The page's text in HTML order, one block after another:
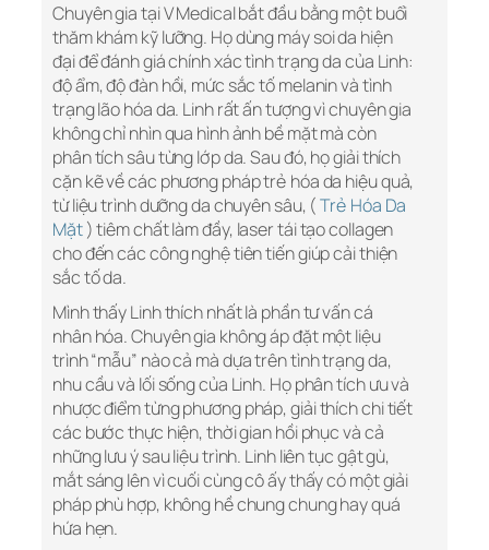
Chuyên gia tại V Medical bắt đầu bằng một buổi
thăm khám kỹ lưỡng. Họ dùng máy soi da hiện
đại để đánh giá chính xác tình trạng da của Linh:
độ ẩm, độ đàn hồi, mức sắc tố melanin và tình
trạng lão hóa da. Linh rất ấn tượng vì chuyên gia
không chỉ nhìn qua hình ảnh bề mặt mà còn
phân tích sâu từng lớp da. Sau đó, họ giải thích
cặn kẽ về các phương pháp trẻ hóa da hiệu quả,
từ liệu trình dưỡng da chuyên sâu, (Trẻ Hóa Da
Mặt) tiêm chất làm đầy, laser tái tạo collagen
cho đến các công nghệ tiên tiến giúp cải thiện
sắc tố da.
Mình thấy Linh thích nhất là phần tư vấn cá
nhân hóa. Chuyên gia không áp đặt một liệu
trình “mẫu” nào cả mà dựa trên tình trạng da,
nhu cầu và lối sống của Linh. Họ phân tích ưu và
nhược điểm từng phương pháp, giải thích chi tiết
các bước thực hiện, thời gian hồi phục và cả
những lưu ý sau liệu trình. Linh liên tục gật gù,
mắt sáng lên vì cuối cùng cô ấy thấy có một giải
pháp phù hợp, không hề chung chung hay quá
hứa hẹn.